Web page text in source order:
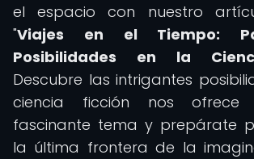
el espacio con nuestro
"Viajes en el Tiempo:
Posibilidades en la
Descubre las intrigantes
ciencia ficción nos ofrece
fascinante tema y prepárate
la última frontera de la